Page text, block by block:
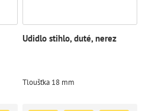
Udidlo stihlo, duté, nerez
Tloušťka 18 mm